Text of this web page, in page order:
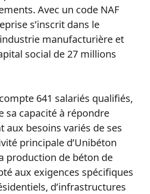
Avec un code NAF
s’inscrit dans le
manufacturière et
social de 27 millions
641 salariés qualifiés,
sa capacité à répondre
aux besoins variés de ses
principale d’Unibéton
production de béton de
aux exigences spécifiques
d’infrastructures